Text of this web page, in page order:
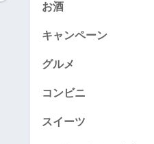
お酒
キャンペーン
グルメ
コンビニ
スイーツ